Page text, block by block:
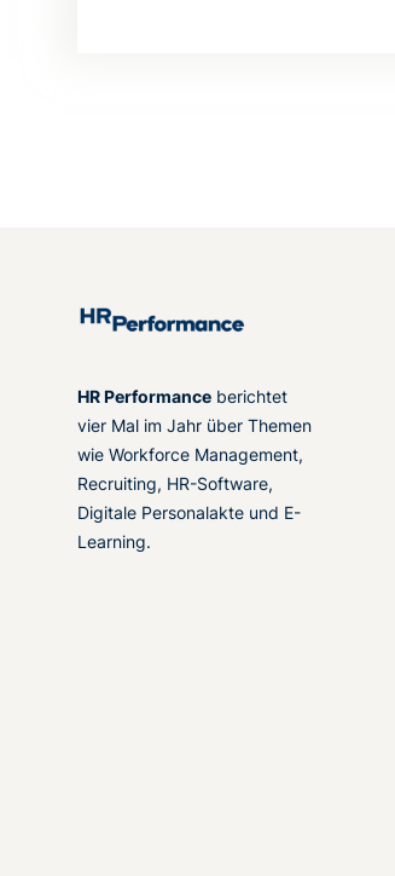
HR Performance berichtet
vier Mal im Jahr über Themen
wie Workforce Management,
Recruiting, HR-Software,
Digitale Personalakte und E-
Learning.